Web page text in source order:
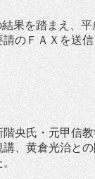
果を踏まえ、
のＦＡＸを送
央氏・元甲信
、黄倉光治と